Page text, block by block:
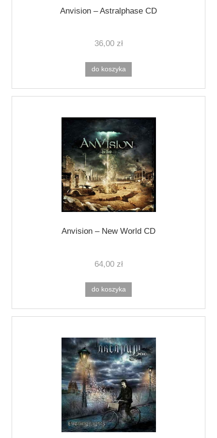
Anvision ‎– Astralphase CD
36,00 zł
do koszyka
Anvision ‎– New World CD
64,00 zł
do koszyka